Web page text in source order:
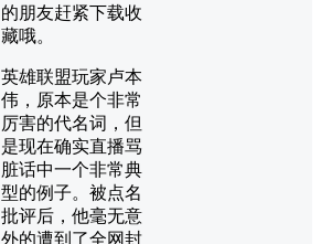
的朋友赶紧下载收
藏哦。
英雄联盟玩家卢本
伟，原本是个非常
厉害的代名词，但
是现在确实直播骂
脏话中一个非常典
型的例子。被点名
批评后，他毫无意
外的遭到了全网封